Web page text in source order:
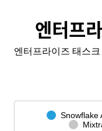
엔터프
엔터프라이즈 태스
Snowflake